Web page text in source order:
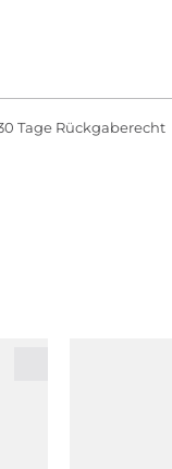
Tage Rückgaberecht